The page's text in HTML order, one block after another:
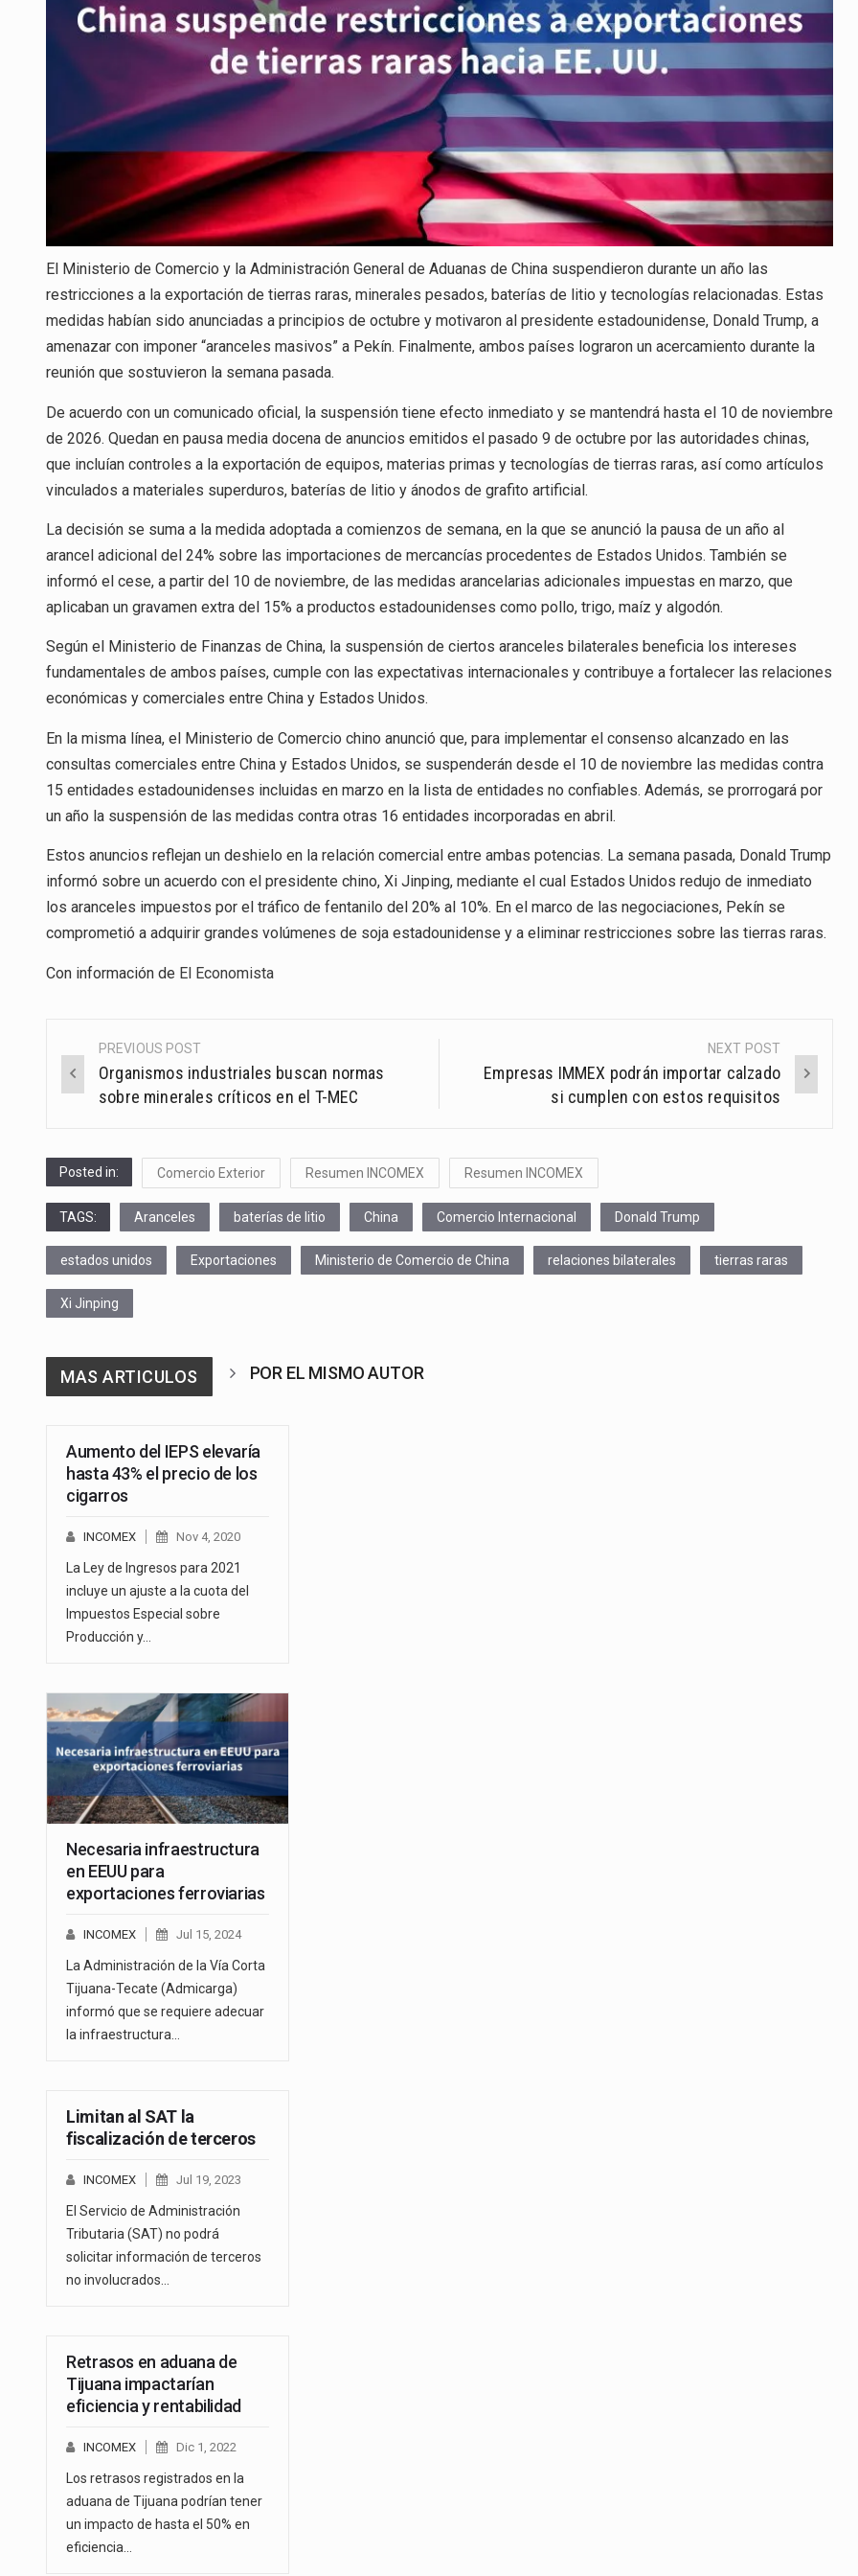
El Ministerio de Comercio y la Administración General de Aduanas de China suspendieron durante un año las
restricciones a la exportación de tierras raras, minerales pesados, baterías de litio y tecnologías relacionadas. Estas
medidas habían sido anunciadas a principios de octubre y motivaron al presidente estadounidense, Donald Trump, a
amenazar con imponer “aranceles masivos” a Pekín. Finalmente, ambos países lograron un acercamiento durante la
reunión que sostuvieron la semana pasada.
De acuerdo con un comunicado oficial, la suspensión tiene efecto inmediato y se mantendrá hasta el 10 de noviembre
de 2026. Quedan en pausa media docena de anuncios emitidos el pasado 9 de octubre por las autoridades chinas,
que incluían controles a la exportación de equipos, materias primas y tecnologías de tierras raras, así como artículos
vinculados a materiales superduros, baterías de litio y ánodos de grafito artificial.
La decisión se suma a la medida adoptada a comienzos de semana, en la que se anunció la pausa de un año al
arancel adicional del 24% sobre las importaciones de mercancías procedentes de Estados Unidos. También se
informó el cese, a partir del 10 de noviembre, de las medidas arancelarias adicionales impuestas en marzo, que
aplicaban un gravamen extra del 15% a productos estadounidenses como pollo, trigo, maíz y algodón.
Según el Ministerio de Finanzas de China, la suspensión de ciertos aranceles bilaterales beneficia los intereses
fundamentales de ambos países, cumple con las expectativas internacionales y contribuye a fortalecer las relaciones
económicas y comerciales entre China y Estados Unidos.
En la misma línea, el Ministerio de Comercio chino anunció que, para implementar el consenso alcanzado en las
consultas comerciales entre China y Estados Unidos, se suspenderán desde el 10 de noviembre las medidas contra
15 entidades estadounidenses incluidas en marzo en la lista de entidades no confiables. Además, se prorrogará por
un año la suspensión de las medidas contra otras 16 entidades incorporadas en abril.
Estos anuncios reflejan un deshielo en la relación comercial entre ambas potencias. La semana pasada, Donald Trump
informó sobre un acuerdo con el presidente chino, Xi Jinping, mediante el cual Estados Unidos redujo de inmediato
los aranceles impuestos por el tráfico de fentanilo del 20% al 10%. En el marco de las negociaciones, Pekín se
comprometió a adquirir grandes volúmenes de soja estadounidense y a eliminar restricciones sobre las tierras raras.
Con información de El Economista
Post
navigation
PREVIOUS POST
Organismos industriales buscan normas
sobre minerales críticos en el T-MEC
NEXT POST
Empresas IMMEX podrán importar calzado
si cumplen con estos requisitos
Posted in: Comercio Exterior Resumen INCOMEX Resumen INCOMEX
TAGS: Aranceles baterías de litio China Comercio Internacional Donald Trump
estados unidos Exportaciones Ministerio de Comercio de China relaciones bilaterales tierras raras
Xi Jinping
MAS ARTICULOS POR EL MISMO AUTOR
Aumento del IEPS elevaría
hasta 43% el precio de los
cigarros
INCOMEX Nov 4, 2020
La Ley de Ingresos para 2021
incluye un ajuste a la cuota del
Impuestos Especial sobre
Producción y…
Necesaria infraestructura
en EEUU para
exportaciones ferroviarias
INCOMEX Jul 15, 2024
La Administración de la Vía Corta
Tijuana-Tecate (Admicarga)
informó que se requiere adecuar
la infraestructura…
Limitan al SAT la
fiscalización de terceros
INCOMEX Jul 19, 2023
El Servicio de Administración
Tributaria (SAT) no podrá
solicitar información de terceros
no involucrados…
Retrasos en aduana de
Tijuana impactarían
eficiencia y rentabilidad
INCOMEX Dic 1, 2022
Los retrasos registrados en la
aduana de Tijuana podrían tener
un impacto de hasta el 50% en
eficiencia…